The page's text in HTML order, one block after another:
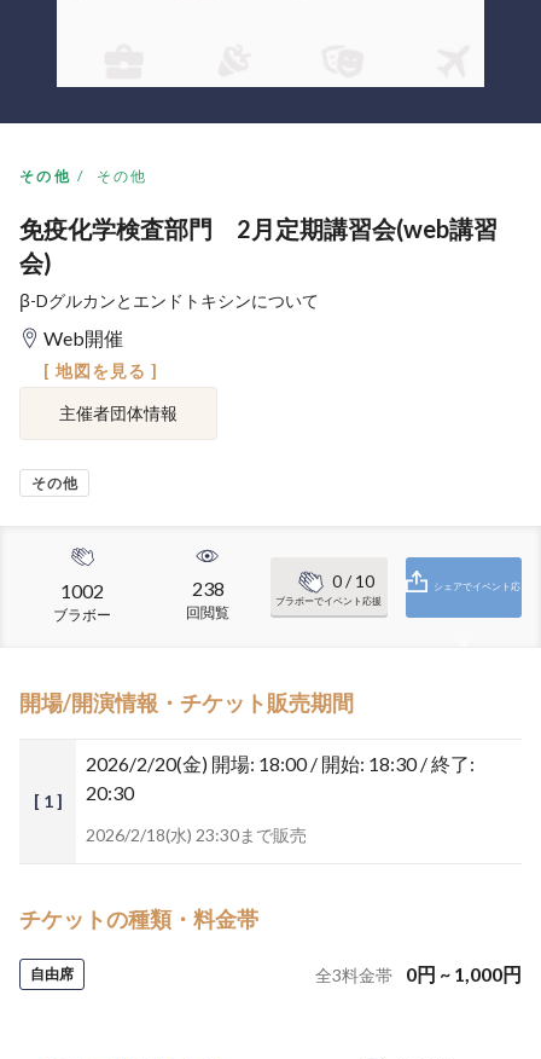
その他 その他
免疫化学検査部門 2月定期講習会(web講習
会)
β-Dグルカンとエンドトキシンについて
Web開催
[ 地図を見る ]
主催者団体情報
その他
1002
ブラボー
238
回閲覧
0/ 10
ブラボーでイベント応援
シェアでイベント応
開場/開演情報・チケット販売期間
[ 1 ]
2026/2/20(金) 開場: 18:00 / 開始: 18:30 / 終了:
20:30
2026/2/18(水) 23:30まで販売
チケットの種類・料金帯
自由席 全3料金帯 0円 ~ 1,000円